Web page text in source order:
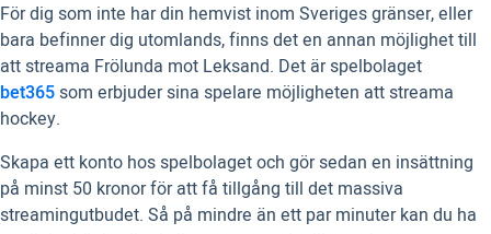
För dig som inte har din hemvist inom Sveriges gränser, eller
bara befinner dig utomlands, finns det en annan möjlighet till
att streama Frölunda mot Leksand. Det är spelbolaget
bet365som erbjuder sina spelare möjligheten att streama
hockey.
Skapa ett konto hos spelbolaget och gör sedan en insättning
på minst 50 kronor för att få tillgång till det massiva
streamingutbudet. Så på mindre än ett par minuter kan du ha